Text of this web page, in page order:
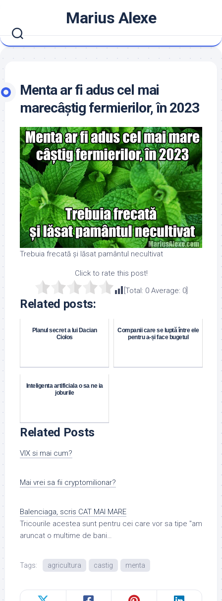
content
Marius Alexe
Menta ar fi adus cel mai
marecâștig fermierilor, în 2023
Trebuia frecată și lăsat pamântul necultivat
Click to rate this post!
[Total: 0Average: 0]
Related posts:
Planul secret a lui Dacian
Ciolos
Companii care se luptă între ele
pentru a-și face bugetul
Inteligenta artificiala o sa ne ia
joburile
Related Posts
VIX si mai cum?
Mai vrei sa fii cryptomilionar?
Balenciaga, scris CAT MAI MARE
Tricourile acestea sunt pentru cei care vor sa tipe "am
aruncat o multime de bani…
Tags: agricultura castig menta